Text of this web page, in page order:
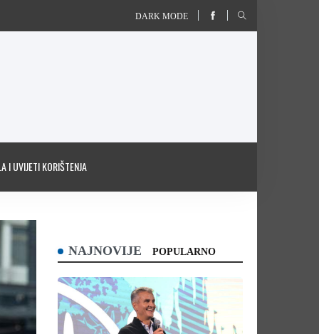
DARK MODE
I UVIJETI KORIŠTENJA
NAJNOVIJE POPULARNO